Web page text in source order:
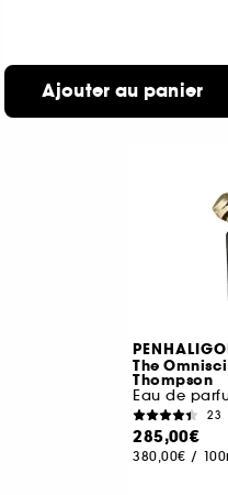
Ajouter au panier
The
Thompson
Eau de
23
285,00€
380,00€ /